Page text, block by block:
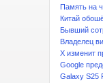
Память на
Китай
Бывший
Владелец
X изменит
Google
Galaxy S25